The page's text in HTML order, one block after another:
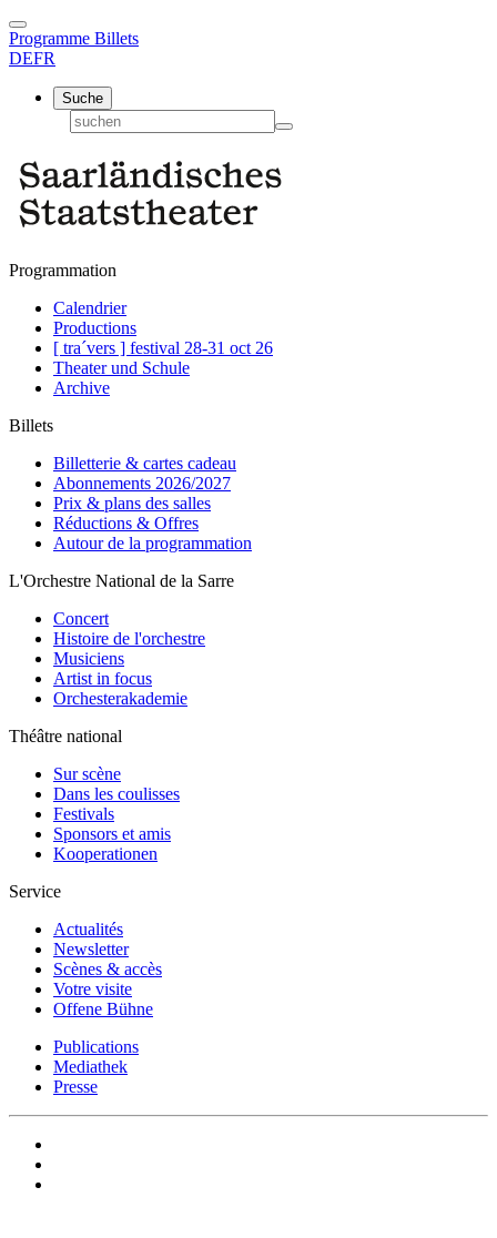
Programme Billets
DEFR
Suche
Programmation
Calendrier
Productions
[ tra´vers ] festival 28-31 oct 26
Theater und Schule
Archive
Billets
Billetterie & cartes cadeau
Abonnements 2026/2027
Prix & plans des salles
Réductions & Offres
Autour de la programmation
L'Orchestre National de la Sarre
Concert
Histoire de l'orchestre
Musiciens
Artist in focus
Orchesterakademie
Théâtre national
Sur scène
Dans les coulisses
Festivals
Sponsors et amis
Kooperationen
Service
Actualités
Newsletter
Scènes & accès
Votre visite
Offene Bühne
Publications
Mediathek
Presse